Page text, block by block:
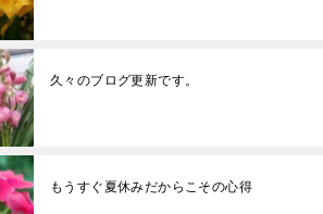
久々のブログ更新です。
もうすぐ夏休みだからこその心得